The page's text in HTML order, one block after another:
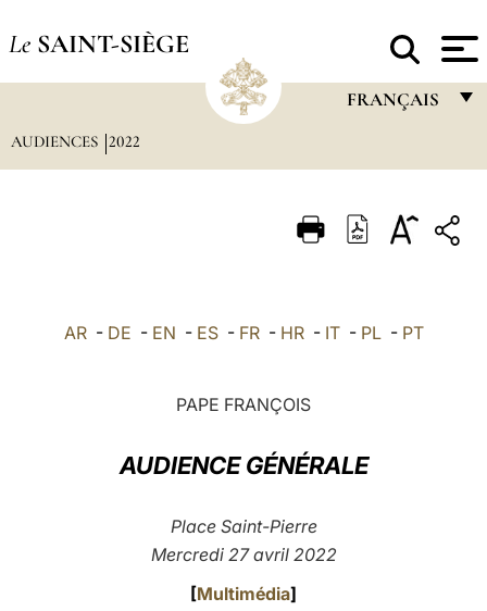
Le SAINT-SIÈGE
FRANÇAIS
ITALIANO
中文
AUDIENCES 2022
AR- DE - EN - ES- FR- HR- IT- PL- PT
PAPE FRANÇOIS
AUDIENCE GÉNÉRALE
Place Saint-Pierre
Mercredi 27 avril 2022
[Multimédia]